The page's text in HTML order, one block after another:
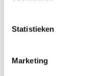
Statistieken
Marketing